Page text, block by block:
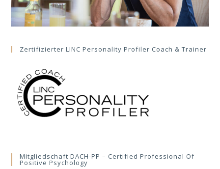
Zertifizierter LINC Personality Profiler Coach & Trainer
Mitgliedschaft DACH-PP – Certified Professional Of
Positive Psychology